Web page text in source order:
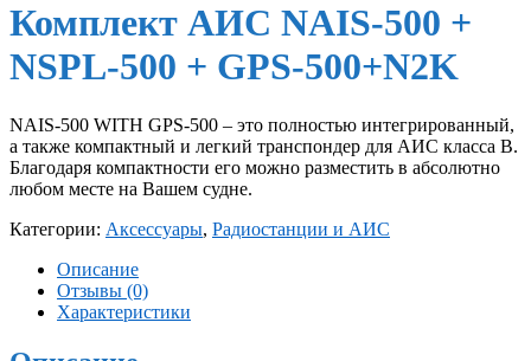
Комплект АИС NAIS-500 +
NSPL-500 + GPS-500+N2K
NAIS-500 WITH GPS-500 – это полностью интегрированный,
а также компактный и легкий транспондер для АИС класса В.
Благодаря компактности его можно разместить в абсолютно
любом месте на Вашем судне.
Категории: Аксессуары, Радиостанции и АИС
Описание
Отзывы (0)
Характеристики